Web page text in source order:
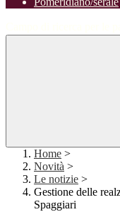
Home >
Novità >
Le notizie >
Gestione delle
Spaggiari